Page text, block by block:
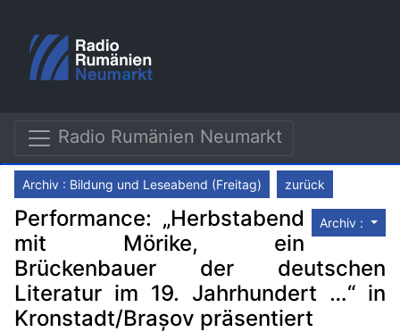
Radio Rumänien Neumarkt
Archiv : Bildung und Leseabend (Freitag) zurück
Archiv :
Performance: „Herbstabend
mit Mörike, ein
Brückenbauer der deutschen
Literatur im 19. Jahrhundert …“ in
Kronstadt/Brașov präsentiert